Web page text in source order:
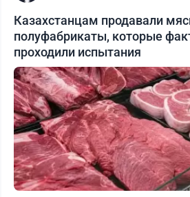
Казахстанцам продавали
полуфабрикаты, которые
проходили испытания